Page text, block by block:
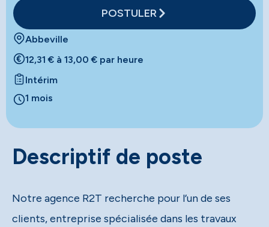
POSTULER
Abbeville
12,31 € à 13,00 € par heure
Intérim
1 mois
Descriptif de poste
Notre agence R2T recherche pour l’un de ses
clients, entreprise spécialisée dans les travaux